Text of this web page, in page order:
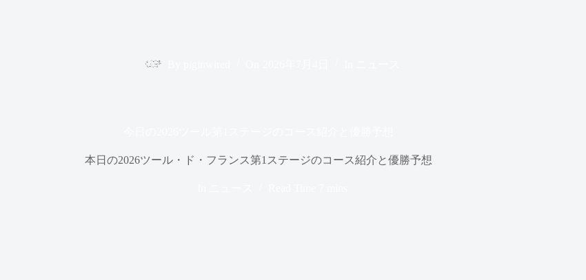
本日の2026ツール・ド・フランス第1ステージのコース紹介と優勝予想